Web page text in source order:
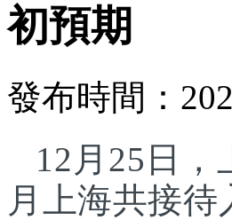
初預期
發布時間：
12月25日
月上海共接